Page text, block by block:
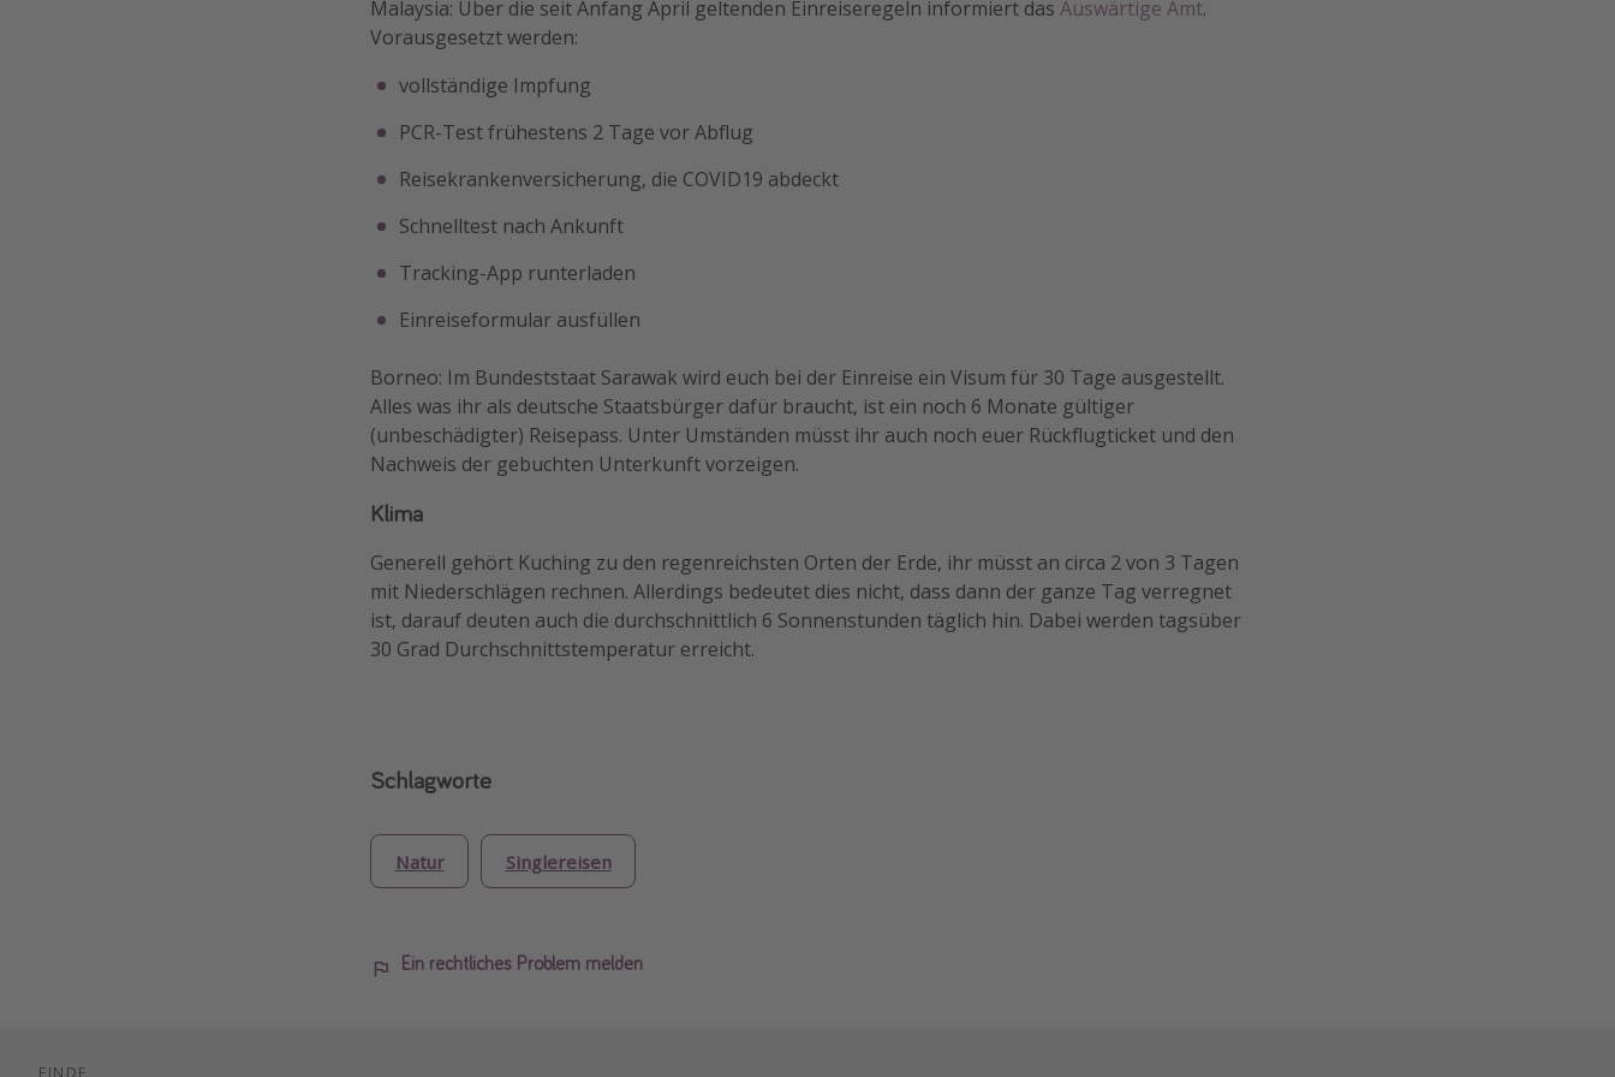
Malaysia: Über die seit Anfang April geltenden Einreiseregeln informiert das Auswärtige Amt.
Vorausgesetzt werden:
vollständige Impfung
PCR-Test frühestens 2 Tage vor Abflug
Reisekrankenversicherung, die COVID19 abdeckt
Schnelltest nach Ankunft
Tracking-App runterladen
Einreiseformular ausfüllen
Borneo: Im Bundeststaat Sarawak wird euch bei der Einreise ein Visum für 30 Tage ausgestellt.
Alles was ihr als deutsche Staatsbürger dafür braucht, ist ein noch 6 Monate gültiger
(unbeschädigter) Reisepass. Unter Umständen müsst ihr auch noch euer Rückflugticket und den
Nachweis der gebuchten Unterkunft vorzeigen.
Klima
Generell gehört Kuching zu den regenreichsten Orten der Erde, ihr müsst an circa 2 von 3 Tagen
mit Niederschlägen rechnen. Allerdings bedeutet dies nicht, dass dann der ganze Tag verregnet
ist, darauf deuten auch die durchschnittlich 6 Sonnenstunden täglich hin. Dabei werden tagsüber
30 Grad Durchschnittstemperatur erreicht.
Schlagworte
Natur Singlereisen
Ein rechtliches Problem melden
FINDE